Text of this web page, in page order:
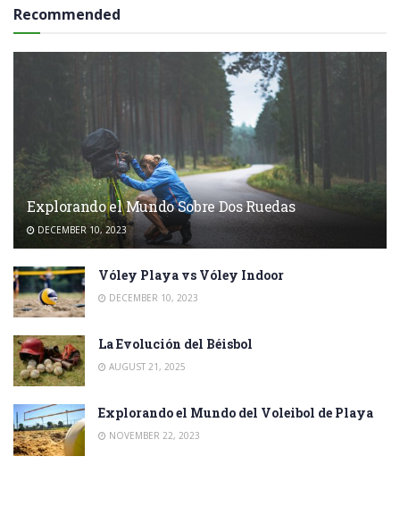
Recommended
Explorando el Mundo Sobre Dos Ruedas
DECEMBER 10, 2023
Vóley Playa vs Vóley Indoor
DECEMBER 10, 2023
La Evolución del Béisbol
AUGUST 21, 2025
Explorando el Mundo del Voleibol de Playa
NOVEMBER 22, 2023